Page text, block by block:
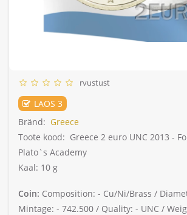
rvustust
LAOS 3
Bränd: Greece
Toote kood: Greece 2 euro UNC 2013 -
Plato`s Academy
Kaal: 10 g
Coin: Composition: - Cu/Ni/Brass /
Mintage: - 742.500 / Quality: - UNC /